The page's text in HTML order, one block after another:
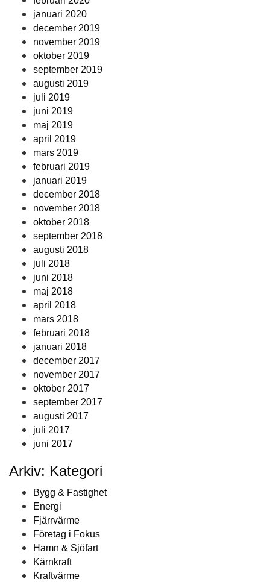
januari 2020
december 2019
november 2019
oktober 2019
september 2019
augusti 2019
juli 2019
juni 2019
maj 2019
april 2019
mars 2019
februari 2019
januari 2019
december 2018
november 2018
oktober 2018
september 2018
augusti 2018
juli 2018
juni 2018
maj 2018
april 2018
mars 2018
februari 2018
januari 2018
december 2017
november 2017
oktober 2017
september 2017
augusti 2017
juli 2017
juni 2017
Arkiv: Kategori
Bygg & Fastighet
Energi
Fjärrvärme
Företag i Fokus
Hamn & Sjöfart
Kärnkraft
Kraftvärme